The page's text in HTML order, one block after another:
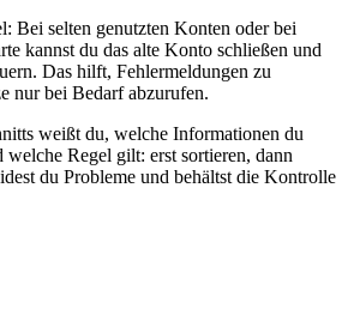
Bei selten genutzten Konten oder bei
kannst du das alte Konto schließen und
Das hilft, Fehlermeldungen zu
nur bei Bedarf abzurufen.
weißt du, welche Informationen du
welche Regel gilt: erst sortieren, dann
du Probleme und behältst die Kontrolle